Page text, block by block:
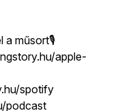
a műsort🎙
apple-
spotify
podcast